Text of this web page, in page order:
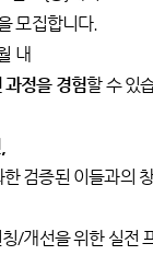
모집합니다.
내
과정을 경험할 수 있
검증된 이들과의
/개선을 위한 실전